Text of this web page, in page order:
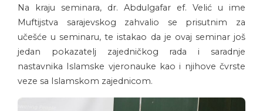
Na kraju seminara, dr. Abdulgafar ef. Velić u ime
Muftijstva sarajevskog zahvalio se prisutnim za
učešće u seminaru, te istakao da je ovaj seminar još
jedan pokazatelj zajedničkog rada i saradnje
nastavnika Islamske vjeronauke kao i njihove čvrste
veze sa Islamskom zajednicom.